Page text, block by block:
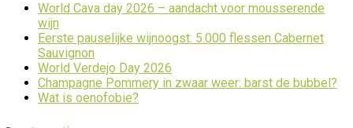
World Cava day 2026 – aandacht voor mousserende
wijn
Eerste pauselijke wijnoogst: 5.000 flessen Cabernet
Sauvignon
World Verdejo Day 2026
Champagne Pommery in zwaar weer: barst de bubbel?
Wat is oenofobie?